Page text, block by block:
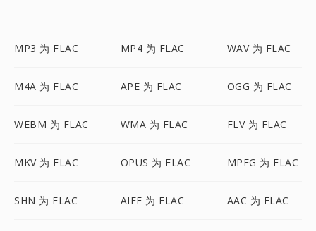
MP3 为 FLAC MP4 为 FLAC WAV 为 FLAC
M4A 为 FLAC APE 为 FLAC OGG 为 FLAC
WEBM 为 FLAC WMA 为 FLAC FLV 为 FLAC
MKV 为 FLAC OPUS 为 FLAC MPEG 为 FLAC
SHN 为 FLAC AIFF 为 FLAC AAC 为 FLAC